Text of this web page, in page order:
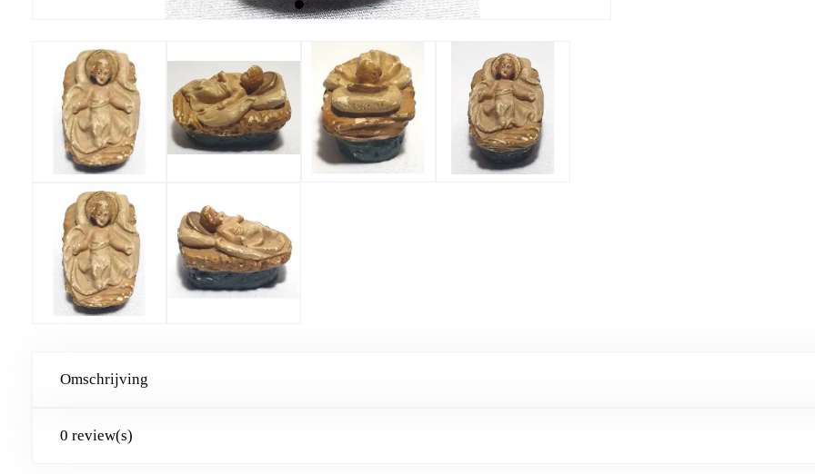
Omschrijving
0 review(s)